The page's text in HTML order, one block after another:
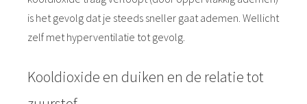
is het gevolg dat je steeds sneller gaat ademen. Wellicht
zelf met hyperventilatie tot gevolg.
Kooldioxide en duiken en de relatie tot